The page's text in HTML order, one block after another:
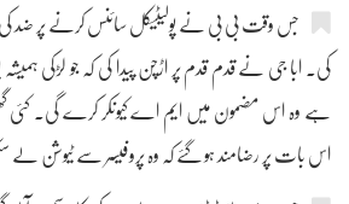
جس وقت بی بی نے پولیٹیکل سائنس کرنے پر ضد
کی۔ ابا جی نے قدم قدم پر اڑچن پیدا کی کہ جو لڑکی ہمیشہ
ہے وہ اس مضمون میں ایم اے کیونکر کرے گی۔ کئی
اس بات پر رضامند ہو گئے کہ وہ پروفیسر سے ٹیوشن لے